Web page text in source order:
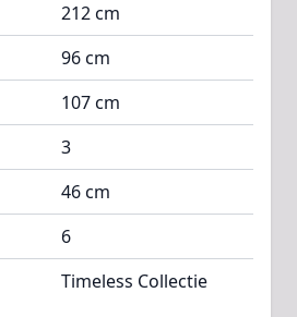
212 cm
96 cm
107 cm
3
46 cm
6
Timeless Collectie